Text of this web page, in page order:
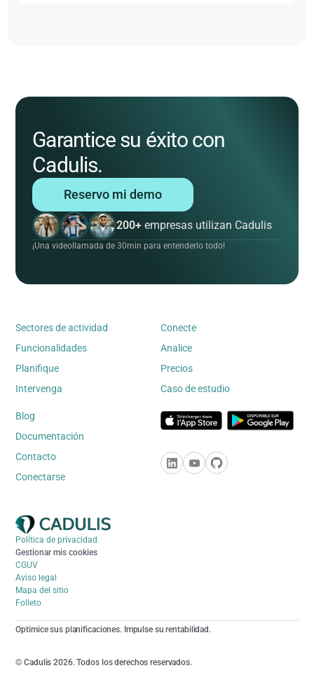
Garantice su éxito con
Cadulis.
Reservo mi demo
200+ empresas utilizan Cadulis
¡Una videollamada de 30min para entenderlo todo!
Sectores de actividad
Funcionalidades
Planifique
Intervenga
Conecte
Analice
Precios
Caso de estudio
Blog
Documentación
Contacto
Conectarse
Política de privacidad
Gestionar mis cookies
CGUV
Aviso legal
Mapa del sitio
Folleto
Optimice sus planificaciones. Impulse su rentabilidad.
© Cadulis 2026. Todos los derechos reservados.